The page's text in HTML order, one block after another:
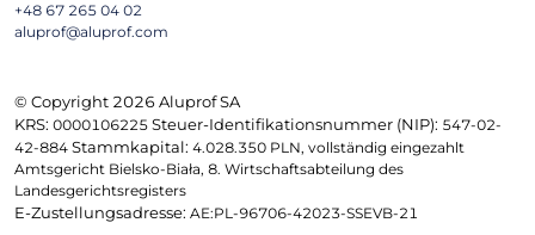
+48 67 265 04 02
aluprof@aluprof.com
© Copyright 2026 Aluprof SA
KRS: 0000106225 Steuer-Identifikationsnummer (NIP): 547-02-
42-884 Stammkapital: 4.028.350 PLN, vollständig eingezahlt
Amtsgericht Bielsko-Biała, 8. Wirtschaftsabteilung des
Landesgerichtsregisters
E-Zustellungsadresse: AE:PL-96706-42023-SSEVB-21